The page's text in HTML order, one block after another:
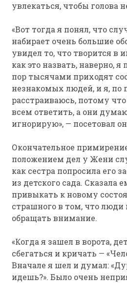
увлекаться, чтобы голова
«Вот тогда я понял, что
набирает очень большие
увидел то, что творится в
как это назвать, наверно,
пор тысячами приходят
незнакомых людей, и я, по
расстраиваюсь, потому
всем ответить, а они
игнорирую», — посетовал
Окончательное
положением дел у Жени
как сестра попросила его
из детского сада. Сказала
привыкать к новому
страшного в том, что люди
обращать внимание.
«Когда я зашел в ворота,
сбегаться и кричать —
Вначале я шел и думал:
идешь?». Было очень